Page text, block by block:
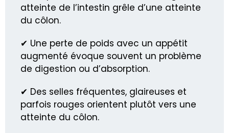
atteinte de l’intestin grêle d’une atteinte
du côlon.
✔ Une perte de poids avec un appétit
augmenté évoque souvent un problème
de digestion ou d’absorption.
✔ Des selles fréquentes, glaireuses et
parfois rouges orientent plutôt vers une
atteinte du côlon.